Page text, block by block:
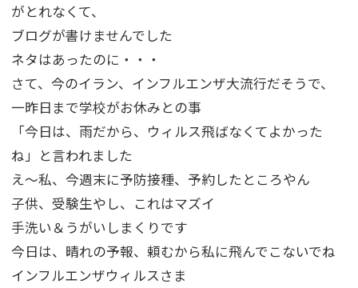
がとれなくて、
ブログが書けませんでした
ネタはあったのに・・・
さて、今のイラン、インフルエンザ大流行だそうで、
一昨日まで学校がお休みとの事
「今日は、雨だから、ウィルス飛ばなくてよかった
ね」と言われました
え～私、今週末に予防接種、予約したところやん
子供、受験生やし、これはマズイ
手洗い＆うがいしまくりです
今日は、晴れの予報、頼むから私に飛んでこないでね
インフルエンザウィルスさま